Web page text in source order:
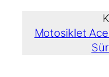
Motosiklet